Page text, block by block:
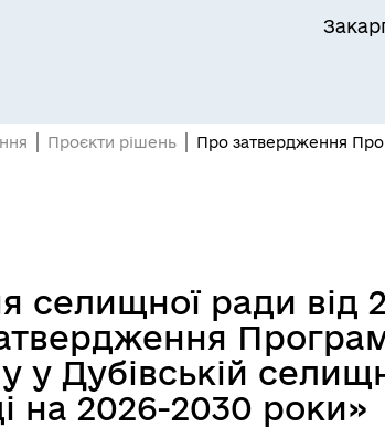
для відновлення
Проєкти рішень Про затвердження
селищної ради від
у Дубівській
на 2026-2030 роки»